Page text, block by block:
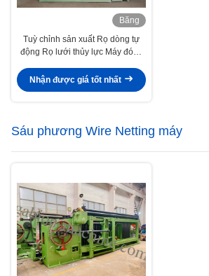
Băng
hình
Tuỳ chỉnh sản xuất Rọ dòng tự
động Rọ lưới thủy lực Máy đóng
Nhận được giá tốt nhất
Sáu phương Wire Netting máy